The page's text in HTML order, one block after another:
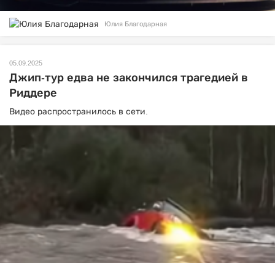
Юлия Благодарная
05.09.2025
Джип-тур едва не закончился трагедией в
Риддере
Видео распространилось в сети.